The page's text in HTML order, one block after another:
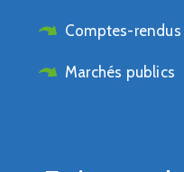
Comptes-
Marchés publics